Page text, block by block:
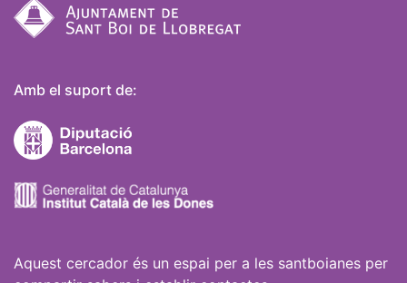
Amb el suport de:
Aquest cercador és un espai per a les santboianes per